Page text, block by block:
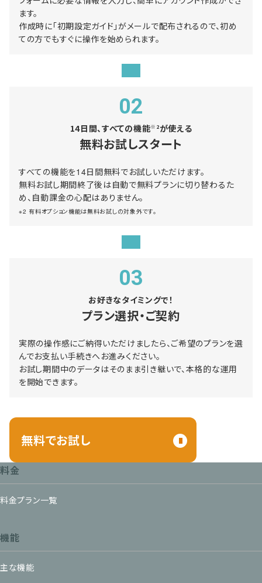
ます。
作成時に「初期設定ガイド」がメールで配布されるので、初め
ての方でもすぐに操作を始められます。
02
14日間、すべての機能※2が使える
無料お試しスタート
すべての機能を14日間無料でお試しいただけます。
無料お試し期間終了後は自動で無料プランに切り替わるた
め、自動課金の心配はありません。
※2 有料オプション機能は無料お試しの対象外です。
03
お好きなタイミングで！
プラン選択・ご契約
実際の操作感にご納得いただけましたら、ご希望のプランを選
んでお支払い手続きへお進みください。
お試し期間中のデータはそのまま引き継いで、本格的な運用
を開始できます。
無料でお試し
料金
料金プラン一覧
機能
主な機能